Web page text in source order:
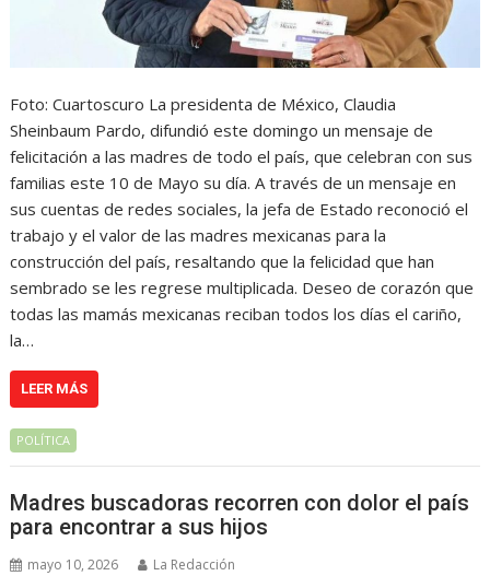
Foto: Cuartoscuro La presidenta de México, Claudia
Sheinbaum Pardo, difundió este domingo un mensaje de
felicitación a las madres de todo el país, que celebran con sus
familias este 10 de Mayo su día. A través de un mensaje en
sus cuentas de redes sociales, la jefa de Estado reconoció el
trabajo y el valor de las madres mexicanas para la
construcción del país, resaltando que la felicidad que han
sembrado se les regrese multiplicada. Deseo de corazón que
todas las mamás mexicanas reciban todos los días el cariño,
la…
LEER MÁS
POLÍTICA
Madres buscadoras recorren con dolor el país
para encontrar a sus hijos
mayo 10, 2026 La Redacción